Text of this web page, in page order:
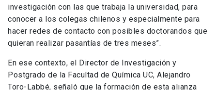
investigación con las que trabaja la universidad, para
conocer a los colegas chilenos y especialmente para
hacer redes de contacto con posibles doctorandos que
quieran realizar pasantías de tres meses”.
En ese contexto, el Director de Investigación y
Postgrado de la Facultad de Química UC, Alejandro
Toro-Labbé, señaló que la formación de esta alianza